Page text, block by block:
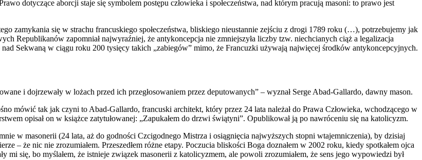
dotyczące aborcji staje się symbolem postępu człowieka i społeczeństwa, nad którym pracują masoni: to prawo jest
zamykania się w strachu francuskiego społeczeństwa, bliskiego nieustannie zejściu z drogi 1789 roku (…), potrzebujemy jak
Republikanów zapomniał najwyraźniej, że antykoncepcja nie zmniejszyła liczby tzw. niechcianych ciąż a legalizacja
Sekwaną w ciągu roku 200 tysięcy takich „zabiegów” mimo, że Francuzki używają najwięcej środków antykoncepcyjnych.
i dojrzewały w lożach przed ich przegłosowaniem przez deputowanych” – wyznał Serge Abad-Gallardo, dawny mason.
mówić tak jak czyni to Abad-Gallardo, francuski architekt, który przez 24 lata należał do Prawa Człowieka, wchodzącego w
opisał on w książce zatytułowanej: „Zapukałem do drzwi świątyni”. Opublikował ją po nawróceniu się na katolicyzm.
w masonerii (24 lata, aż do godności Czcigodnego Mistrza i osiągnięcia najwyższych stopni wtajemniczenia), by dzisiaj
– że nic nie zrozumiałem. Przeszedłem różne etapy. Poczucia bliskości Boga doznałem w 2002 roku, kiedy spotkałem ojca
mi się, bo myślałem, że istnieje związek masonerii z katolicyzmem, ale powoli zrozumiałem, że sens jego wypowiedzi był